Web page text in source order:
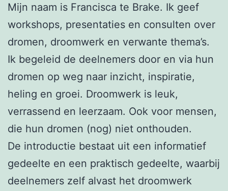
Mijn naam is Francisca te Brake. Ik geef
workshops, presentaties en consulten over
dromen, droomwerk en verwante thema’s.
Ik begeleid de deelnemers door en via hun
dromen op weg naar inzicht, inspiratie,
heling en groei. Droomwerk is leuk,
verrassend en leerzaam. Ook voor mensen,
die hun dromen (nog) niet onthouden.
De introductie bestaat uit een informatief
gedeelte en een praktisch gedeelte, waarbij
deelnemers zelf alvast het droomwerk